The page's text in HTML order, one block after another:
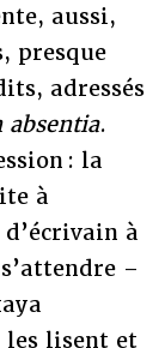
aussi,
presque
adressés
absentia.
: la
à
à
–
les lisent et